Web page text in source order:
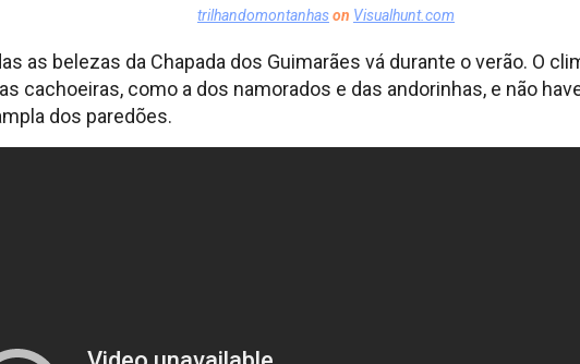
trilhandomontanhason Visualhunt.com
as belezas da Chapada dos Guimarães vá durante o verão. O
cachoeiras, como a dos namorados e das andorinhas, e não
dos paredões.